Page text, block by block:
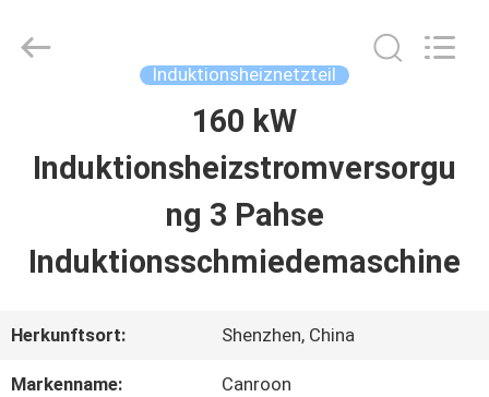
ÜBER
UNS
Electrical
Appliances
Induktionsheiznetzteil
160 kW
Induktionsheizstromversorgu
ng 3 Pahse
Induktionsschmiedemaschine
Herkunftsort: Shenzhen, China
Markenname: Canroon